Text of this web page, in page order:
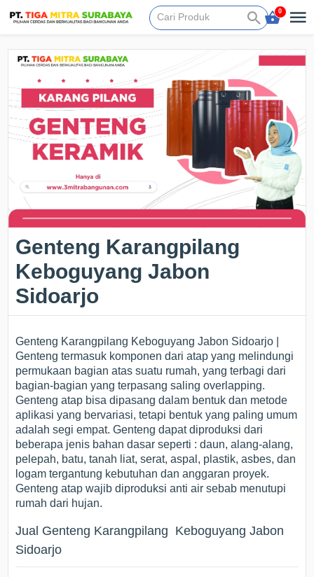
0
Genteng Karangpilang
Keboguyang Jabon
Sidoarjo
Genteng Karangpilang Keboguyang Jabon Sidoarjo |
Genteng termasuk komponen dari atap yang melindungi
permukaan bagian atas suatu rumah, yang terbagi dari
bagian-bagian yang terpasang saling overlapping.
Genteng atap bisa dipasang dalam bentuk dan metode
aplikasi yang bervariasi, tetapi bentuk yang paling umum
adalah segi empat. Genteng dapat diproduksi dari
beberapa jenis bahan dasar seperti : daun, alang-alang,
pelepah, batu, tanah liat, serat, aspal, plastik, asbes, dan
logam tergantung kebutuhan dan anggaran proyek.
Genteng atap wajib diproduksi anti air sebab menutupi
rumah dari hujan.
Jual Genteng Karangpilang Keboguyang Jabon
Sidoarjo